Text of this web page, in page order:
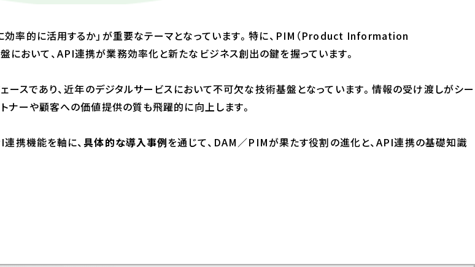
率的に活用するか」が重要なテーマとなっています。​特に、PIM（Product Information
いて、API連携が業務効率化と新たなビジネス創出の鍵を握っています。
スであり、近年のデジタルサービスにおいて不可欠な技術基盤となっています。情報の受け渡しがシー
ナーや顧客への価値提供の質も飛躍的に向上します。
連携機能を軸に、具体的な導入事例を通じて、DAM／PIMが果たす役割の進化と、API連携の基礎知識